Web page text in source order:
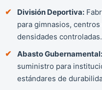
División Deportiva:
para gimnasios,
densidades controladas.
Abasto Gubernamental:
suministro para
estándares de